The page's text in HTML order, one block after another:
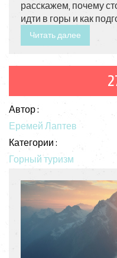
расскажем, почему
идти в горы и как
актуальными
лайфхаками и
рисках и способах их
основе личного
Читать далее
Автор :
Еремей Лаптев
Категории :
Горный туризм